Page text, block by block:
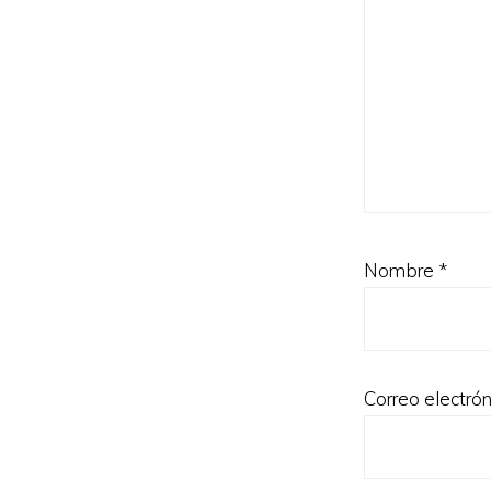
Nombre *
Correo